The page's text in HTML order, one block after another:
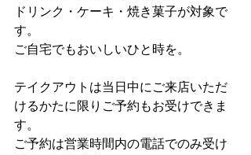
ドリンク・ケーキ・焼き菓子が対象で
す。
ご自宅でもおいしいひと時を。
テイクアウトは当日中にご来店いただ
けるかたに限りご予約もお受けできま
す。
ご予約は営業時間内の電話でのみ受け